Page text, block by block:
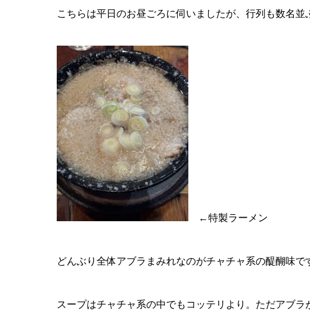
こちらは平日のお昼ごろに伺いましたが、行列も数名並
←特製ラーメン
どんぶり全体アブラまみれなのがチャチャ系の醍醐味で
スープはチャチャ系の中でもコッテリより。ただアブ